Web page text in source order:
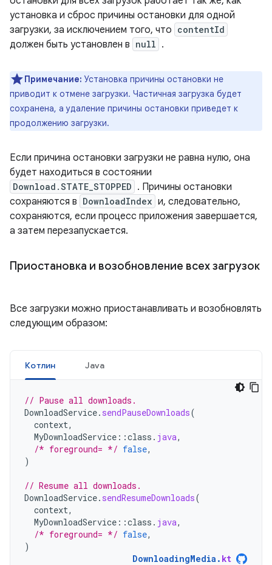
установка и сброс причины остановки для одной
загрузки, за исключением того, что contentId
должен быть установлен в null .
Примечание: Установка причины остановки не
приводит к отмене загрузки. Частичная загрузка будет
сохранена, а удаление причины остановки приведет к
продолжению загрузки.
Если причина остановки загрузки не равна нулю, она
будет находиться в состоянии
Download.STATE_STOPPED . Причины остановки
сохраняются в DownloadIndex и, следовательно,
сохраняются, если процесс приложения завершается,
а затем перезапускается.
Приостановка и возобновление всех загрузок
Все загрузки можно приостанавливать и возобновлять
следующим образом:
Котлин Java
// Pause all downloads.
DownloadService. sendPauseDownloads(
context,
MyDownloadService ::class . java,
/* foreground= */ false,
)
// Resume all downloads.
DownloadService. sendResumeDownloads(
context,
MyDownloadService ::class . java,
/* foreground= */ false,
)
DownloadingMedia . kt